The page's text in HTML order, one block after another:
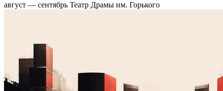
август — сентябрь Театр Драмы им. Горького